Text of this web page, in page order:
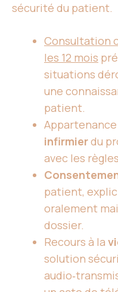
sécurité du patient.
Consultation
les 12 mois
situations
une
patient.
infirmierdu
avec les
patient,
oralement
dossier.
Recours à la
solution